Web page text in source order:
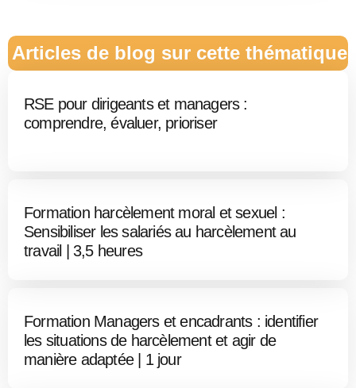
Articles de blog sur cette thématique
RSE pour dirigeants et managers :
comprendre, évaluer, prioriser
Formation harcèlement moral et sexuel :
Sensibiliser les salariés au harcèlement au
travail | 3,5 heures
Formation Managers et encadrants : identifier
les situations de harcèlement et agir de
manière adaptée | 1 jour